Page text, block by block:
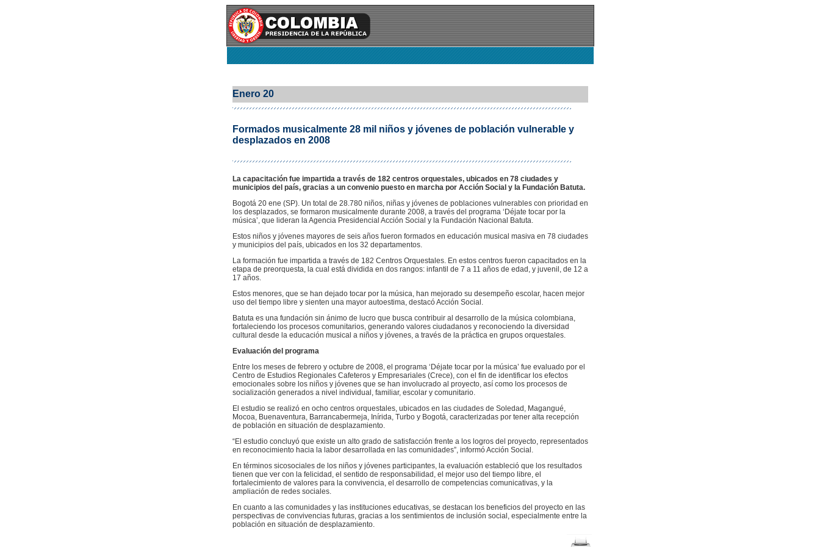
Enero 20
Formados musicalmente 28 mil niños y jóvenes de población vulnerable y
desplazados en 2008
La capacitación fue impartida a través de 182 centros orquestales, ubicados en 78 ciudades y
municipios del país, gracias a un convenio puesto en marcha por Acción Social y la Fundación Batuta.
Bogotá 20 ene (SP). Un total de 28.780 niños, niñas y jóvenes de poblaciones vulnerables con prioridad en
los desplazados, se formaron musicalmente durante 2008, a través del programa ‘Déjate tocar por la
música’, que lideran la Agencia Presidencial Acción Social y la Fundación Nacional Batuta.
Estos niños y jóvenes mayores de seis años fueron formados en educación musical masiva en 78 ciudades
y municipios del país, ubicados en los 32 departamentos.
La formación fue impartida a través de 182 Centros Orquestales. En estos centros fueron capacitados en la
etapa de preorquesta, la cual está dividida en dos rangos: infantil de 7 a 11 años de edad, y juvenil, de 12 a
17 años.
Estos menores, que se han dejado tocar por la música, han mejorado su desempeño escolar, hacen mejor
uso del tiempo libre y sienten una mayor autoestima, destacó Acción Social.
Batuta es una fundación sin ánimo de lucro que busca contribuir al desarrollo de la música colombiana,
fortaleciendo los procesos comunitarios, generando valores ciudadanos y reconociendo la diversidad
cultural desde la educación musical a niños y jóvenes, a través de la práctica en grupos orquestales.
Evaluación del programa
Entre los meses de febrero y octubre de 2008, el programa ‘Déjate tocar por la música’ fue evaluado por el
Centro de Estudios Regionales Cafeteros y Empresariales (Crece), con el fin de identificar los efectos
emocionales sobre los niños y jóvenes que se han involucrado al proyecto, así como los procesos de
socialización generados a nivel individual, familiar, escolar y comunitario.
El estudio se realizó en ocho centros orquestales, ubicados en las ciudades de Soledad, Magangué,
Mocoa, Buenaventura, Barrancabermeja, Inírida, Turbo y Bogotá, caracterizadas por tener alta recepción
de población en situación de desplazamiento.
“El estudio concluyó que existe un alto grado de satisfacción frente a los logros del proyecto, representados
en reconocimiento hacia la labor desarrollada en las comunidades”, informó Acción Social.
En términos sicosociales de los niños y jóvenes participantes, la evaluación estableció que los resultados
tienen que ver con la felicidad, el sentido de responsabilidad, el mejor uso del tiempo libre, el
fortalecimiento de valores para la convivencia, el desarrollo de competencias comunicativas, y la
ampliación de redes sociales.
En cuanto a las comunidades y las instituciones educativas, se destacan los beneficios del proyecto en las
perspectivas de convivencias futuras, gracias a los sentimientos de inclusión social, especialmente entre la
población en situación de desplazamiento.